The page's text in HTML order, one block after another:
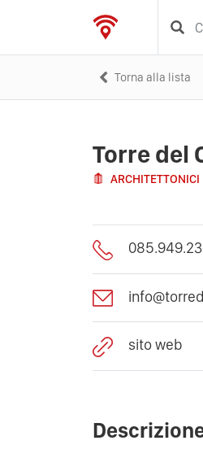
Torna alla lista
Torre del
ARCHITETTONICI
sito web